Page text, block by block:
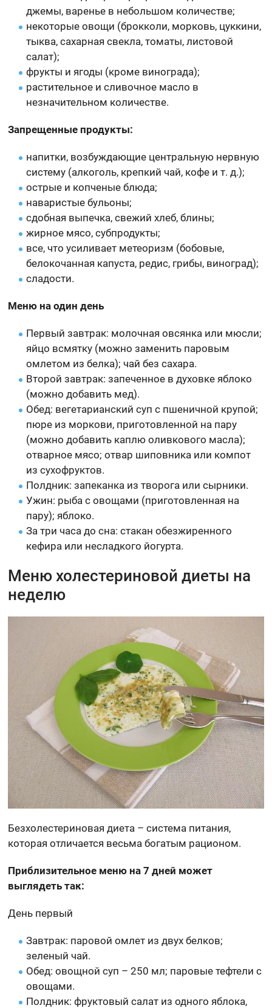
джемы, варенье в небольшом количестве;
некоторые овощи (брокколи, морковь, цуккини,
тыква, сахарная свекла, томаты, листовой
салат);
фрукты и ягоды (кроме винограда);
растительное и сливочное масло в
незначительном количестве.
Запрещенные продукты:
напитки, возбуждающие центральную нервную
систему (алкоголь, крепкий чай, кофе и т. д.);
острые и копченые блюда;
наваристые бульоны;
сдобная выпечка, свежий хлеб, блины;
жирное мясо, субпродукты;
все, что усиливает метеоризм (бобовые,
белокочанная капуста, редис, грибы, виноград);
сладости.
Меню на один день
Первый завтрак: молочная овсянка или мюсли;
яйцо всмятку (можно заменить паровым
омлетом из белка); чай без сахара.
Второй завтрак: запеченное в духовке яблоко
(можно добавить мед).
Обед: вегетарианский суп с пшеничной крупой;
пюре из моркови, приготовленной на пару
(можно добавить каплю оливкового масла);
отварное мясо; отвар шиповника или компот
из сухофруктов.
Полдник: запеканка из творога или сырники.
Ужин: рыба с овощами (приготовленная на
пару); яблоко.
За три часа до сна: стакан обезжиренного
кефира или несладкого йогурта.
Меню холестериновой диеты на
неделю
Безхолестериновая диета – система питания,
которая отличается весьма богатым рационом.
Приблизительное меню на 7 дней может
выглядеть так:
День первый
Завтрак: паровой омлет из двух белков;
зеленый чай.
Обед: овощной суп – 250 мл; паровые тефтели с
овощами.
Полдник: фруктовый салат из одного яблока,